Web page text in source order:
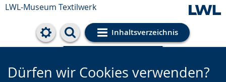
LWL-Museum Textilwerk
Inhaltsverzeichnis
Cookie-Einstellungen
Dürfen wir Cookies verwenden?